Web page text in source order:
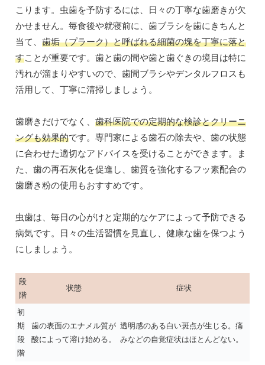
こります。虫歯を予防するには、日々の丁寧な歯磨きが欠
かせません。毎食後や就寝前に、歯ブラシを歯にきちんと
当て、 歯垢（プラーク）と呼ばれる細菌の塊を丁寧に落と
すことが重要です。歯と歯の間や歯と歯ぐきの境目は特に
汚れが溜まりやすいので、歯間ブラシやデンタルフロスも
活用して、丁寧に清掃しましょう。
歯磨きだけでなく、 歯科医院での定期的な検診とクリーニ
ングも効果的です。専門家による歯石の除去や、歯の状態
に合わせた適切なアドバイスを受けることができます。ま
た、歯の再石灰化を促進し、歯質を強化するフッ素配合の
歯磨き粉の使用もおすすめです。
虫歯は、毎日の心がけと定期的なケアによって予防できる
病気です。日々の生活習慣を見直し、健康な歯を保つよう
にしましょう。
段
階
状態 症状
初
期
段
階
歯の表面のエナメル質が
酸によって溶け始める。
透明感のある白い斑点が生じる。痛
みなどの自覚症状はほとんどない。